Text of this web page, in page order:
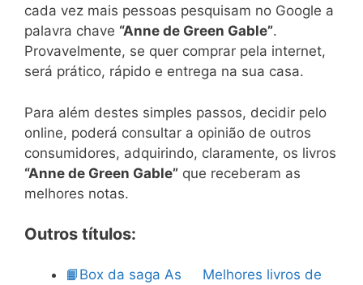
cada vez mais pessoas pesquisam no Google a
palavra chave “Anne de Green Gable”.
Provavelmente, se quer comprar pela internet,
será prático, rápido e entrega na sua casa.
Para além destes simples passos, decidir pelo
online, poderá consultar a opinião de outros
consumidores, adquirindo, claramente, os livros
“Anne de Green Gable” que receberam as
melhores notas.
Outros títulos:
📙Box da saga As
Melhores livros de